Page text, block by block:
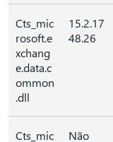
Cts_mic
rosoft.e
xchang
e.data.c
ommon
.dll
15.2.17
48.26
Cts_mic
Não